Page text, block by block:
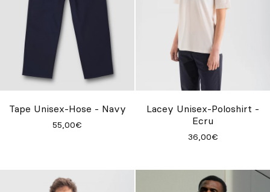
Tape Unisex-Hose - Navy
55,00€
Lacey Unisex-Poloshirt -
Ecru
36,00€